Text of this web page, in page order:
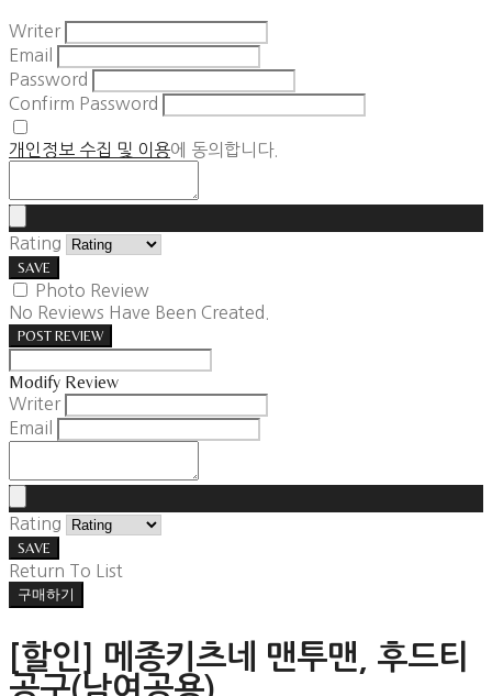
Writer
Email
Password
Confirm Password
개인정보 수집 및 이용에 동의합니다.
Rating
SAVE
Photo Review
No Reviews Have Been Created.
POST REVIEW
Modify Review
Writer
Email
Rating
SAVE
Return To List
구매하기
[할인] 메종키츠네 맨투맨, 후드티
공구(남여공용)